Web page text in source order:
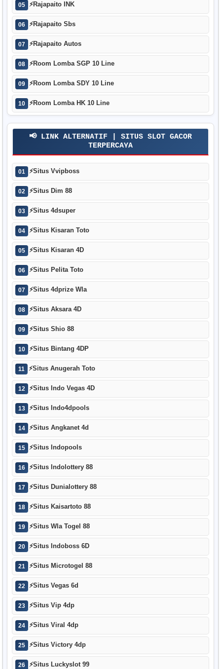
05 ⚡Rajapaito INK
06 ⚡Rajapaito Sbs
07 ⚡Rajapaito Autos
08 ⚡Room Lomba SGP 10 Line
09 ⚡Room Lomba SDY 10 Line
10 ⚡Room Lomba HK 10 Line
📢 LINK ALTERNATIF | SITUS SLOT GACOR
TERPERCAYA
01 ⚡Situs Vvipboss
02 ⚡Situs Dim 88
03 ⚡Situs 4dsuper
04 ⚡Situs Kisaran Toto
05 ⚡Situs Kisaran 4D
06 ⚡Situs Pelita Toto
07 ⚡Situs 4dprize Wla
08 ⚡Situs Aksara 4D
09 ⚡Situs Shio 88
10 ⚡Situs Bintang 4DP
11 ⚡Situs Anugerah Toto
12 ⚡Situs Indo Vegas 4D
13 ⚡Situs Indo4dpools
14 ⚡Situs Angkanet 4d
15 ⚡Situs Indopools
16 ⚡Situs Indolottery 88
17 ⚡Situs Dunialottery 88
18 ⚡Situs Kaisartoto 88
19 ⚡Situs Wla Togel 88
20 ⚡Situs Indoboss 6D
21 ⚡Situs Microtogel 88
22 ⚡Situs Vegas 6d
23 ⚡Situs Vip 4dp
24 ⚡Situs Viral 4dp
25 ⚡Situs Victory 4dp
26 ⚡Situs Luckyslot 99